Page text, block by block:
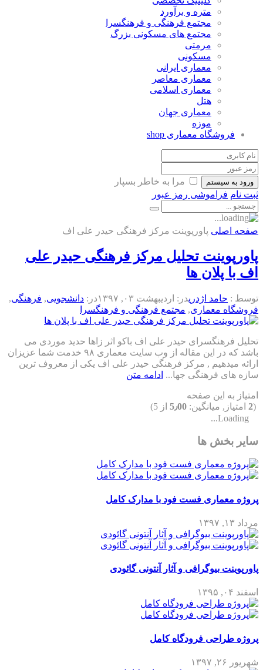
متره و برآورد
مجتمع فرهنگی و فرهنگسرا
مجتمع های مسکونی بزرگ
مرمتی
مسکونی
معماری ایرانی
معماری معاصر
معماری اسلامی
هتل
معماری جهان
موزه
فروشگاه معماری shop
ورود به سیستم
مرا به خاطر بسپار
ثبت نام فراموشی رمز عبور
صفحه اصلی پاورپوینت مرکز فرهنگی حیدر علی اف
پاورپوینت تحلیل مرکز فرهنگی حیدر علی
اف با پلان ها
توسط : حامد اژدریدر: اردیبهشت ۰۳, ۱۳۹۷ در: دانشجویی, فرهنگی,
فروشگاه معماری, مجتمع فرهنگی و فرهنگسرا
تحلیل فرهنگسرای حیدر علی اف باکو اثر زاها حدید موردی می
باشد که در این مقاله از وب سایت معماری ۹۸ خدمت شما عزیزان
ارائه میدهیم , مرکز فرهنگی حیدر علی اف یکی از معروف ترین
سازه های فرهنگی جها... ادامه متن
امتیاز به این صفحه
(
2 امتیاز, میانگین: 5٫00 از 5)
Loading...
سایر بخش ها
پروژه معماری فست فود با مدارک کامل
مرداد ۱۳, ۱۳۹۷
پاورپوینت بیوگرافی و آثار آنتونی گائودی
اسفند ۰۴, ۱۳۹۵
پروژه طراحی فرودگاه کامل
شهریور ۲۶, ۱۳۹۷